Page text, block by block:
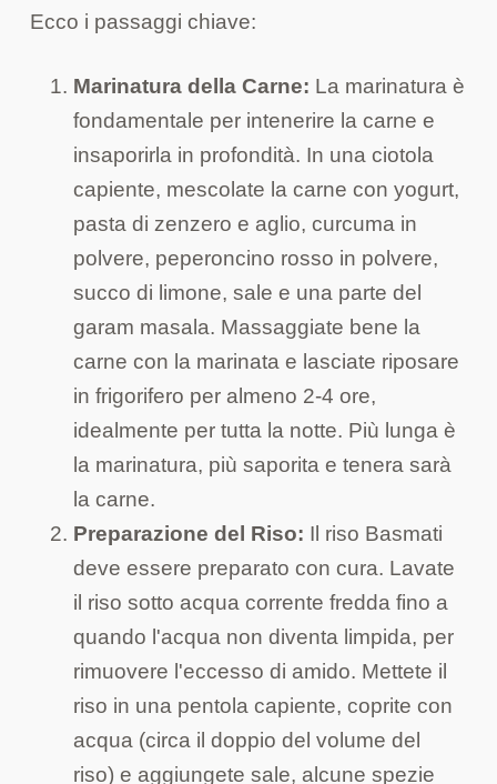
Ecco i passaggi chiave:
Marinatura della Carne: La marinatura è
fondamentale per intenerire la carne e
insaporirla in profondità. In una ciotola
capiente, mescolate la carne con yogurt,
pasta di zenzero e aglio, curcuma in
polvere, peperoncino rosso in polvere,
succo di limone, sale e una parte del
garam masala. Massaggiate bene la
carne con la marinata e lasciate riposare
in frigorifero per almeno 2-4 ore,
idealmente per tutta la notte. Più lunga è
la marinatura, più saporita e tenera sarà
la carne.
Preparazione del Riso: Il riso Basmati
deve essere preparato con cura. Lavate
il riso sotto acqua corrente fredda fino a
quando l'acqua non diventa limpida, per
rimuovere l'eccesso di amido. Mettete il
riso in una pentola capiente, coprite con
acqua (circa il doppio del volume del
riso) e aggiungete sale, alcune spezie